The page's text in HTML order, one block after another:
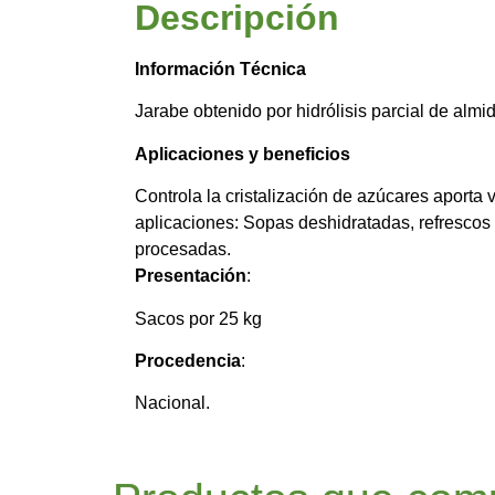
Descripción
Información Técnica
Jarabe obtenido por hidrólisis parcial de
Aplicaciones y beneficios
Controla la cristalización de azúcares aporta
aplicaciones: Sopas deshidratadas,
procesadas.
Presentación:
Sacos por 25 kg
Procedencia:
Nacional.